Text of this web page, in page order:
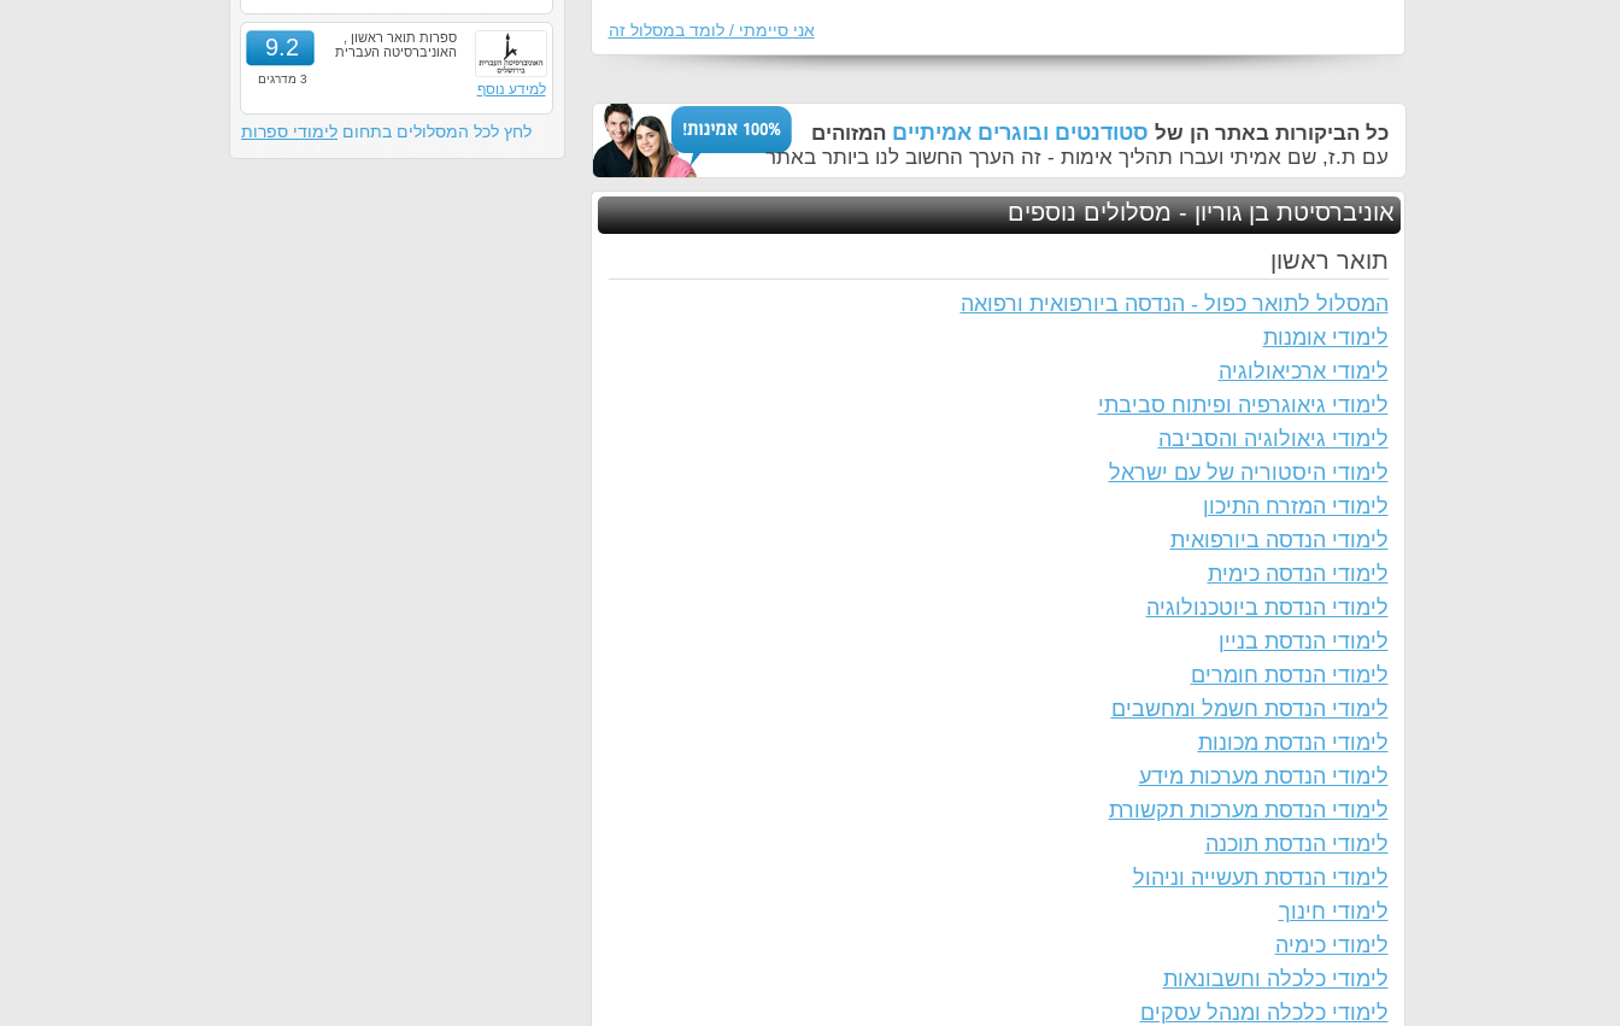
אני סיימתי / לומד במסלול זה
כל הביקורות באתר הן של סטודנטים ובוגרים אמיתיים המזוהים
עם ת.ז, שם אמיתי ועברו תהליך אימות - זה הערך החשוב לנו ביותר באתר
אוניברסיטת בן גוריון - מסלולים נוספים
תואר ראשון
המסלול לתואר כפול - הנדסה ביורפואית ורפואה
לימודי אומנות
לימודי ארכיאולוגיה
לימודי גיאוגרפיה ופיתוח סביבתי
לימודי גיאולוגיה והסביבה
לימודי היסטוריה של עם ישראל
לימודי המזרח התיכון
לימודי הנדסה ביורפואית
לימודי הנדסה כימית
לימודי הנדסת ביוטכנולוגיה
לימודי הנדסת בניין
לימודי הנדסת חומרים
לימודי הנדסת חשמל ומחשבים
לימודי הנדסת מכונות
לימודי הנדסת מערכות מידע
לימודי הנדסת מערכות תקשורת
לימודי הנדסת תוכנה
לימודי הנדסת תעשייה וניהול
לימודי חינוך
לימודי כימיה
לימודי כלכלה וחשבונאות
לימודי כלכלה ומנהל עסקים
למידע נוסף
9.2
3 מדרגים
ספרות תואר ראשון ,
האוניברסיטה העברית
לחץ לכל המסלולים בתחום לימודי ספרות